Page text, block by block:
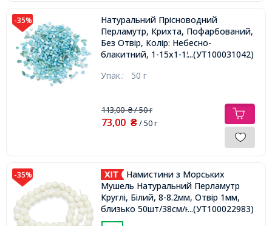
-35%
Натуральний Прісноводний
Перламутр, Крихта, Пофарбований,
Без Отвір, Колір: Небесно-
блакитний, 1-15х1-15х0.5-5мм,
...(УТ100031042)
Упак.: 50 г
113,00₴/ 50 г
73,00 ₴/ 50 г
-35%
Намистини з Морських
Мушель Натуральний Перламутр
Круглі, Білий, 8-8.2мм, Отвір 1мм,
близько 50шт/38см/нитка,...(УТ100022983)